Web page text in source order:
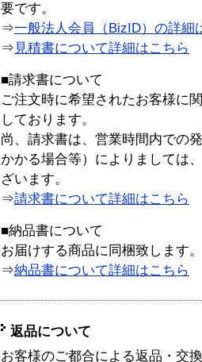
要です。
⇒一般法人会員（BizID）の詳細
⇒ 見積書について詳細はこちら
■請求書について
ご注文時に希望されたお客様に
しております。
尚、請求書は、営業時間内での
かかる場合等）によりましては
ざいます。
⇒請求書について詳細はこちら
■納品書について
お届けする商品に同梱致します。
⇒納品書について詳細はこちら
返品について
お客様のご都合による返品・交